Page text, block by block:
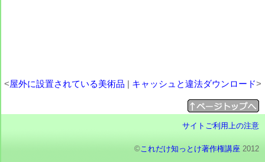
<屋外に設置されている美術品 | キャッシュと違法ダウンロード>
サイトご利用上の注意
©これだけ知っとけ著作権講座 2012